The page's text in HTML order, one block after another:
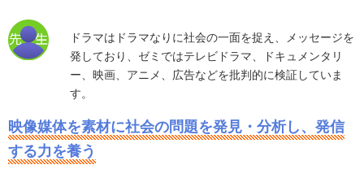
ドラマはドラマなりに社会の一面を捉え、メッセージを
発しており、ゼミではテレビドラマ、ドキュメンタリ
ー、映画、アニメ、広告などを批判的に検証していま
す。
映像媒体を素材に社会の問題を発見・分析し、発信
する力を養う